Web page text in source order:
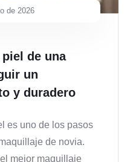
de 2026
de una
un
y duradero
es uno de los pasos
de novia.
mejor maquillaje